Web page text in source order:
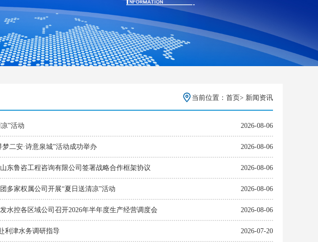
当前位置： 首页> 新闻资讯
”活动 2026-08-06
二安·诗意泉城”活动成功举办 2026-08-06
鲁咨工程咨询有限公司签署战略合作框架协议 2026-08-06
家权属公司开展“夏日送清凉”活动 2026-08-06
控各区域公司召开2026年半年度生产经营调度会 2026-08-06
利津水务调研指导 2026-07-20